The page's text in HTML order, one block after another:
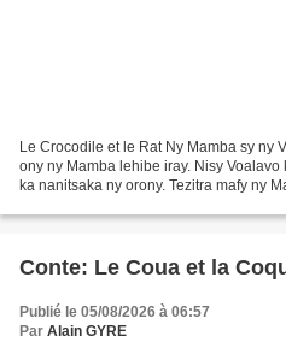
Le Crocodile et le Rat Ny Mamba sy ny
ony ny Mamba lehibe iray. Nisy
ka nanitsaka ny orony. Tezitra mafy ny
Conte: Le Coua et la
Publié le 05/08/2026 à 06:57
Par Alain GYRE